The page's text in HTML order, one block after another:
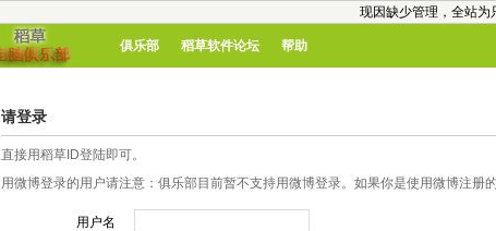
现因缺少管理，全站为
俱乐部 稻草软件论坛 帮助
请登录
直接用稻草ID登陆即可。
用微博登录的用户请注意：俱乐部目前暂不支持用微博登录。如果你是使用微博注册
用户名